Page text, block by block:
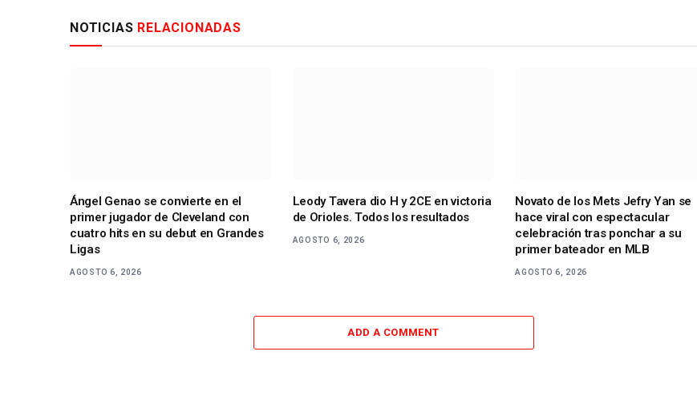
NOTICIAS RELACIONADAS
Ángel Genao se convierte en el
primer jugador de Cleveland con
cuatro hits en su debut en Grandes
Ligas
AGOSTO 6, 2026
Leody Tavera dio H y 2CE en victoria
de Orioles. Todos los resultados
AGOSTO 6, 2026
Novato de los Mets Jefry Yan se
hace viral con espectacular
celebración tras ponchar a su
primer bateador en MLB
AGOSTO 6, 2026
ADD A COMMENT